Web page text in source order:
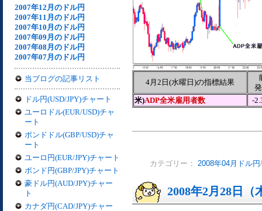
2007年12月のドル円
2007年11月のドル円
2007年10月のドル円
2007年09月のドル円
2007年08月のドル円
2007年07月のドル円
当ブログの記事リスト
ドル円(USD/JPY)チャート
ユーロドル(EUR/USD)チャ
ート
ポンドドル(GBP/USD)チャ
ート
ユーロ円(EUR/JPY)チャート
ポンド円(GBP/JPY)チャート
豪ドル円(AUD/JPY)チャー
ト
カナダ円(CAD/JPY)チャー
4月2日(水曜日)の指標結果
米)ADP全米雇用者数 -
カテゴリー： 2008年04月ドル円
2008年2月28日（